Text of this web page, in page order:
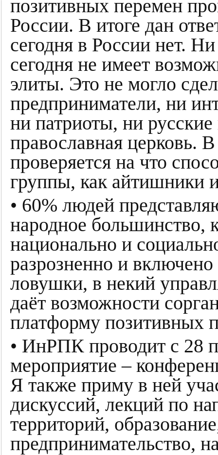
позитивных перемен
России. В итоге дан
сегодня в России нет.
сегодня не имеет
элиты. Это не могло
предприниматели, ни
ни патриоты, ни
православная церковь.
проверяется на что
группы, как айтишники
• 60% людей
народное большинство,
национально и
разрозненно и
ловушки, в некий
даёт возможности
платформу позитивных
• ИнРПК проводит с 28
мероприятие –
Я также приму в ней
дискуссий, лекций по
территорий,
предпринимательство,